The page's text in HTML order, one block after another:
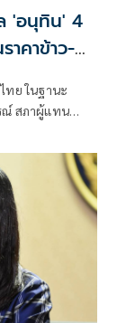
'อนุทิน' 4
คาข้าว-
ย ในฐานะ
ณ์ สภาผู้แทน
นายกรัฐมนตรี
วิกฤตพลังงาน
สินค้าเกษตร